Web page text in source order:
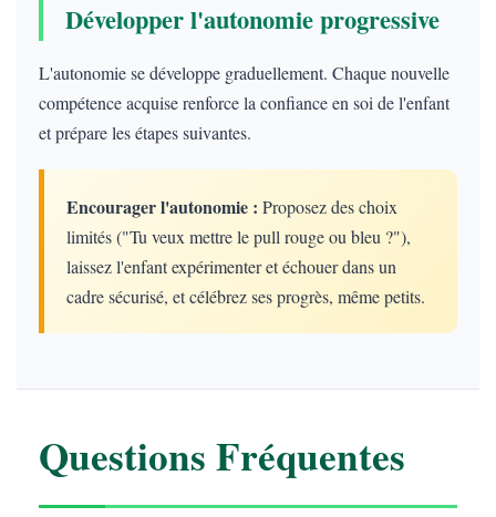
Développer l'autonomie progressive
L'autonomie se développe graduellement. Chaque nouvelle
compétence acquise renforce la confiance en soi de l'enfant
et prépare les étapes suivantes.
Encourager l'autonomie : Proposez des choix
limités ("Tu veux mettre le pull rouge ou bleu ?"),
laissez l'enfant expérimenter et échouer dans un
cadre sécurisé, et célébrez ses progrès, même petits.
Questions Fréquentes